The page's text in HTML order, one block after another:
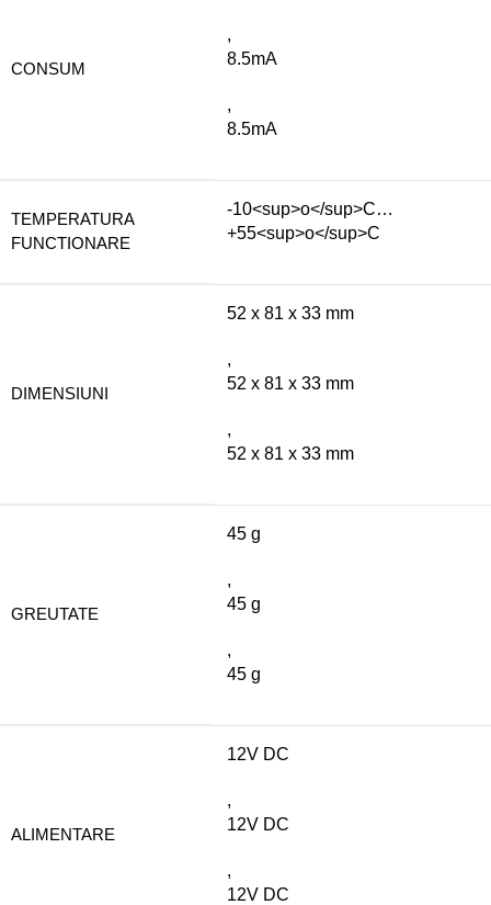
CONSUM
,
8.5mA
,
8.5mA
TEMPERATURA
FUNCTIONARE
-10<sup>o</sup>C…
+55<sup>o</sup>C
DIMENSIUNI
52 x 81 x 33 mm
,
52 x 81 x 33 mm
,
52 x 81 x 33 mm
GREUTATE
45 g
,
45 g
,
45 g
ALIMENTARE
12V DC
,
12V DC
,
12V DC